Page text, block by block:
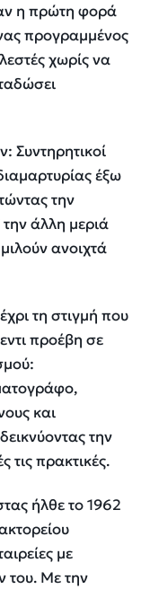
η πρώτη φορά
προγραμμένος
χωρίς να
Συντηρητικοί
έξω
την
άλλη μεριά
ανοιχτά
τη στιγμή που
προέβη σε
και
την
τις πρακτικές.
ήλθε το 1962
με
του. Με την